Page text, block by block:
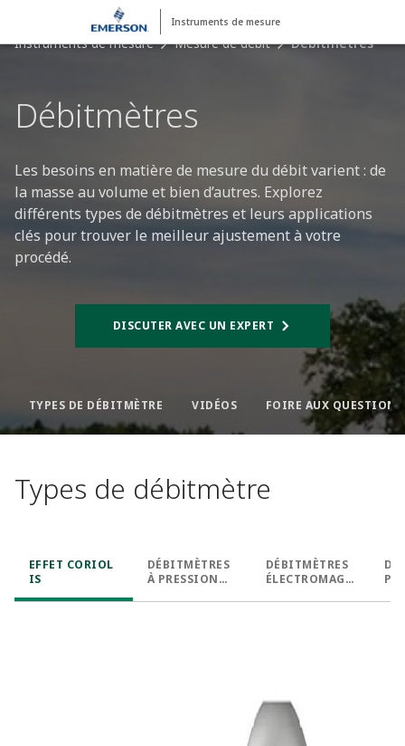
Instruments de mesure
Instruments de mesure Mesure de débit Débitmètres
Débitmètres​
Les besoins en matière de mesure du débit varient : de
la masse au volume et bien d’autres. Explorez
différents types de débitmètres et leurs applications
clés pour trouver le meilleur ajustement à votre
procédé.
DISCUTER AVEC UN EXPERT
TYPES DE DÉBITMÈTRE​ VIDÉOS FOIRE AUX QUESTIONS
Types de débitmètre​
EFFET CORIOL
IS​
DÉBITMÈTRES
À PRESSION
DÉBITMÈTRES
ÉLECTROMAGN